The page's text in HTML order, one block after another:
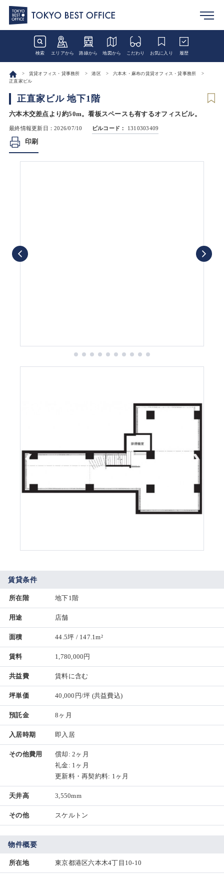
検索 エリアから 路線から 地図から こだわり お気に入り 履歴
賃貸オフィス・貸事務所 港区
六本木・麻布の賃貸オフィス・貸事務所
正直家ビル
正直家ビル 地下1階
六本木交差点より約50m。看板スペースも有するオフィスビル。
最終情報更新日：2026/07/10 ビルコード： 1310303409
印刷
賃貸条件
所在階 地下1階
用途 店舗
面積 44.5坪 / 147.1m²
賃料 1,780,000円
共益費 賃料に含む
坪単価 40,000円/坪 (共益費込)
預託金 8ヶ月
入居時期 即入居
その他費用
償却: 2ヶ月
礼金: 1ヶ月
更新料・再契約料: 1ヶ月
天井高 3,550mm
その他 スケルトン
物件概要
所在地 東京都港区六本木4丁目10-10